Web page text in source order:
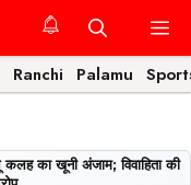
Ranchi Palamu
का खूनी अंजाम; विवाहिता की